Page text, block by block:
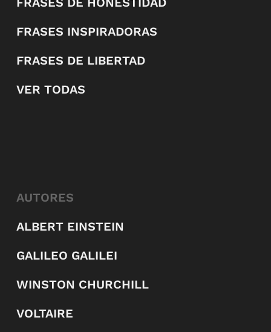
FRASES INSPIRADORAS
FRASES DE LIBERTAD
VER TODAS
AUTORES
ALBERT EINSTEIN
GALILEO GALILEI
WINSTON CHURCHILL
VOLTAIRE